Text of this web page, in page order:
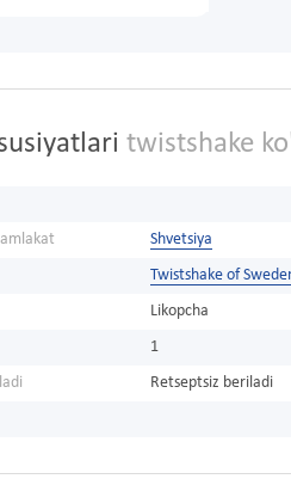
twistshake
Shvetsiya
Twistshake of
Likopcha
1
Retseptsiz beriladi